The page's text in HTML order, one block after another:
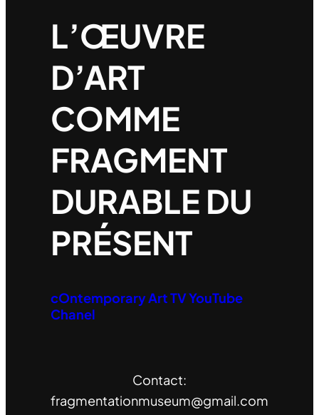
L’ŒUVRE
D’ART
COMME
FRAGMENT
DURABLE DU
PRÉSENT
cOntemporary Art TV YouTube
Chanel
Contact:
fragmentationmuseum@gmail.com